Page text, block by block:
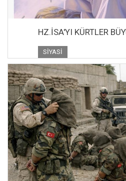
HZ.İSA'YI KÜRTLER
SIYASI